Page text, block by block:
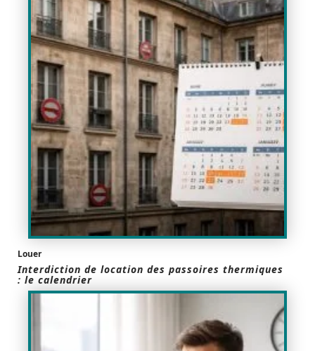
Louer
Interdiction de location des passoires thermiques
: le calendrier